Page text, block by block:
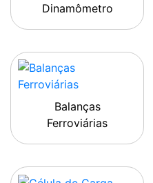
Dinamômetro
Balanças
Ferroviárias